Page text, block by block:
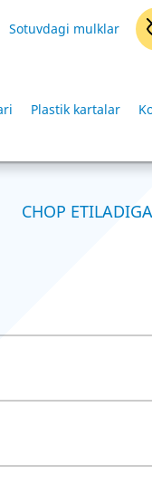
Sotuvdagi mulklar
Plastik kartalar
CHOP